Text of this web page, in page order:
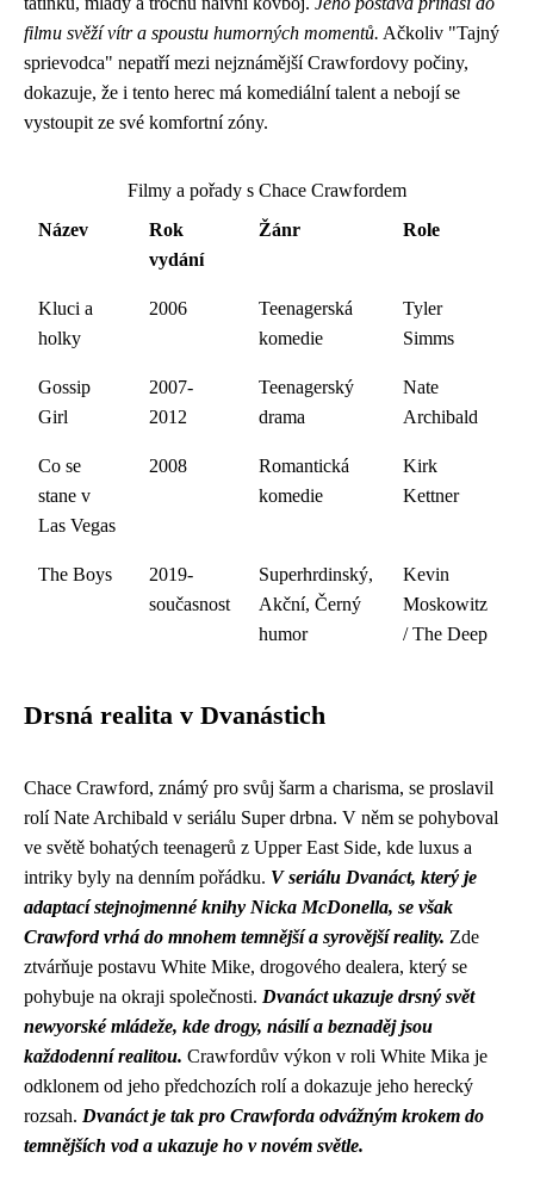
filmu svěží vítr a spoustu humorných momentů. Ačkoliv "Tajný
sprievodca" nepatří mezi nejznámější Crawfordovy počiny,
dokazuje, že i tento herec má komediální talent a nebojí se
vystoupit ze své komfortní zóny.
Filmy a pořady s Chace Crawfordem
Název
Rok
vydání
Žánr Role
Kluci a
holky
2006
Teenagerská
komedie
Tyler
Simms
Gossip
Girl
2007-
2012
Teenagerský
drama
Nate
Archibald
Co se
stane v
Las Vegas
2008
Romantická
komedie
Kirk
Kettner
The Boys
2019-
současnost
Superhrdinský,
Akční, Černý
humor
Kevin
Moskowitz
/ The Deep
Drsná realita v Dvanástich
Chace Crawford, známý pro svůj šarm a charisma, se proslavil
rolí Nate Archibald v seriálu Super drbna. V něm se pohyboval
ve světě bohatých teenagerů z Upper East Side, kde luxus a
intriky byly na denním pořádku. V seriálu Dvanáct, který je
adaptací stejnojmenné knihy Nicka McDonella, se však
Crawford vrhá do mnohem temnější a syrovější reality. Zde
ztvárňuje postavu White Mike, drogového dealera, který se
pohybuje na okraji společnosti. Dvanáct ukazuje drsný svět
newyorské mládeže, kde drogy, násilí a beznaděj jsou
každodenní realitou. Crawfordův výkon v roli White Mika je
odklonem od jeho předchozích rolí a dokazuje jeho herecký
rozsah. Dvanáct je tak pro Crawforda odvážným krokem do
temnějších vod a ukazuje ho v novém světle.